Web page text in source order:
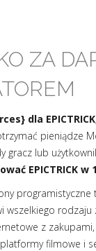
ZA
dla
pieniądze
gracz lub
EPICTRICK
rodzaju
z
filmowe i